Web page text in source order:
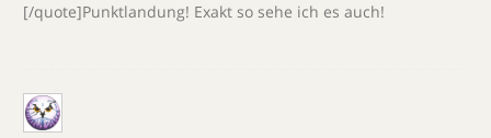
[/quote]Punktlandung! Exakt so sehe ich es auch!